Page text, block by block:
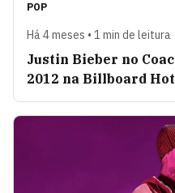
POP
Há 4 meses • 1 min de leitura
Justin Bieber no
2012 na Billboard